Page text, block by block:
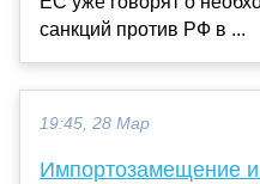
санкций против РФ в ...
19:45, 28 Мар
Импортозамещение